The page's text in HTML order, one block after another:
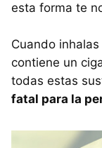
esta forma te
Cuando
contiene un
todas estas
fatal para la